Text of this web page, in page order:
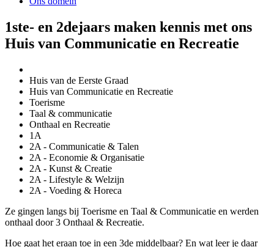
1ste- en 2dejaars maken kennis met ons
Huis van Communicatie en Recreatie
Huis van de Eerste Graad
Huis van Communicatie en Recreatie
Toerisme
Taal & communicatie
Onthaal en Recreatie
1A
2A - Communicatie & Talen
2A - Economie & Organisatie
2A - Kunst & Creatie
2A - Lifestyle & Welzijn
2A - Voeding & Horeca
Ze gingen langs bij Toerisme en Taal & Communicatie en werden
onthaal door 3 Onthaal & Recreatie.
Hoe gaat het eraan toe in een 3de middelbaar? En wat leer je daar